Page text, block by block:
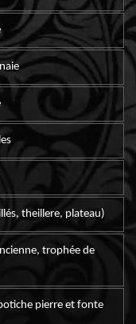
theillere, plateau)
trophée de
pierre et fonte